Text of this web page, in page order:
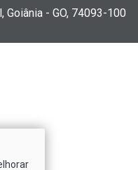
Goiânia - GO, 74093-100